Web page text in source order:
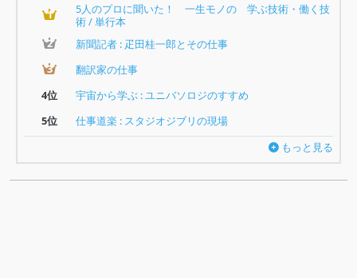
1
5人のプロに聞いた！ 一生モノの 学ぶ技術・働く技
術 / 単行本
2
新聞記者 : 疋田桂一郎とその仕事
3
翻訳家の仕事
4位
宇宙から学ぶ : ユニバソロジのすすめ
5位
仕事道楽 : スタジオジブリの現場
もっと見る